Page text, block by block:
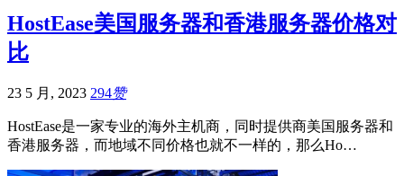
HostEase美国服务器和香港服务器价格对
比
23 5 月, 2023 294赞
HostEase是一家专业的海外主机商，同时提供商美国服务器和
香港服务器，而地域不同价格也就不一样的，那么Ho…